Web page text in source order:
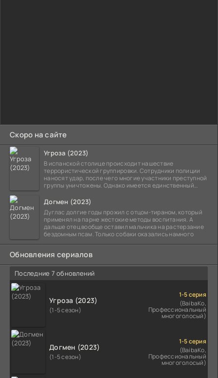
Скоро на сайте
Угроза (2023)
В испанской столице происходит нашествие
террористической группировки. Сотрудники полиции
наносят удар, после чего многие участники преступной
группы уничтожены. Однако имеется единственный
Догмен (2023)
Дуглас долгие годы прожил с отцом-тираном, который
применял на парне жестокие методы воспитания. А
дальше отец вообще оставил мальчика на растерзание
бездомным псам. Только собаки оказались намного
Обновления сериалов
Последние 7 обновлений
Угроза (2023)
(1-5 сезон)
1-5 серия
(BaibaKo,
Профессиональный
многоголосый)
Догмен (2023)
(1-5 сезон)
1-5 серия
(BaibaKo,
Профессиональный
многоголосый)